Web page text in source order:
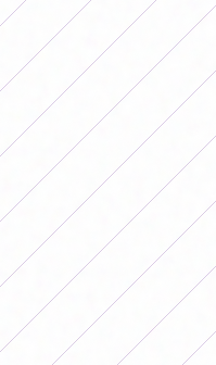
11.00 Racing - Gimnasia
15.00 Ferro - Belgrano
15.30 San Luis - Unión
Domingo 24 de mayo
15.30 Newell's - SAT
Lunes 25 de mayo
15.00 Boca - Huracán
17.30 Talleres - River